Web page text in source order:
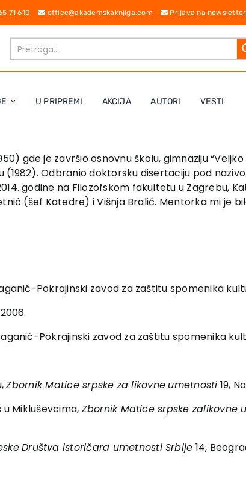
65 71 610 office@akademskaknjiga.com Prijava na newsletter
U PRIPREMI AKCIJA AUTORI VESTI
gde je završio osnovnu školu, gimnaziju
Odbranio doktorsku disertaciju pod
godine na Filozofskom fakultetu u Zagrebu,
(šef Katedre) i Višnja Bralić. Mentorka mi je
Pokrajinski zavod za zaštitu spomenika
Pokrajinski zavod za zaštitu spomenika
Zbornik Matice srpske za likovne umetnosti 19,
Mikluševcima, Zbornik Matice srpske zalikovne
Društva istoričara umetnosti Srbije 14,